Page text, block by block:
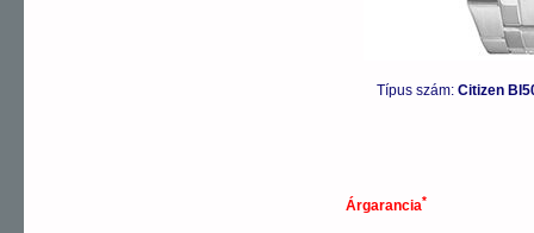
Típus szám: Citizen
Árgarancia*